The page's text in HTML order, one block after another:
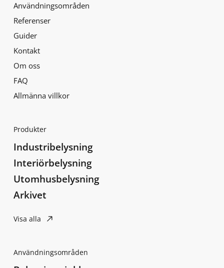
Användningsområden
Referenser
Guider
Kontakt
Om oss
FAQ
Allmänna villkor
Produkter
Industribelysning
Interiörbelysning
Utomhusbelysning
Arkivet
Visa alla
Användningsområden